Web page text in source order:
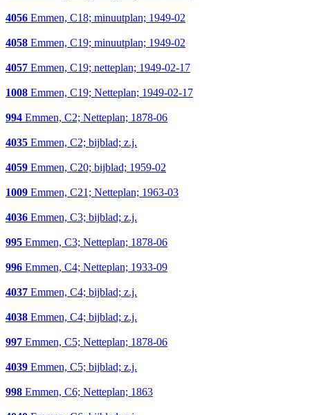
4056 Emmen, C18; minuutplan; 1949-02
4058 Emmen, C19; minuutplan; 1949-02
4057 Emmen, C19; netteplan; 1949-02-17
1008 Emmen, C19; Netteplan; 1949-02-17
994 Emmen, C2; Netteplan; 1878-06
4035 Emmen, C2; bijblad; z.j.
4059 Emmen, C20; bijblad; 1959-02
1009 Emmen, C21; Netteplan; 1963-03
4036 Emmen, C3; bijblad; z.j.
995 Emmen, C3; Netteplan; 1878-06
996 Emmen, C4; Netteplan; 1933-09
4037 Emmen, C4; bijblad; z.j.
4038 Emmen, C4; bijblad; z.j.
997 Emmen, C5; Netteplan; 1878-06
4039 Emmen, C5; bijblad; z.j.
998 Emmen, C6; Netteplan; 1863